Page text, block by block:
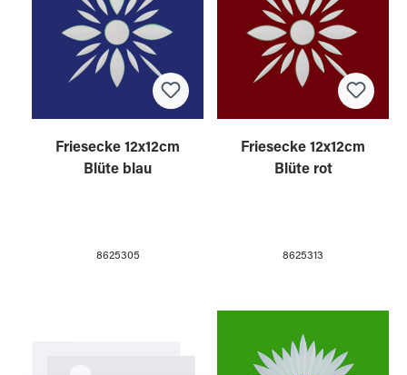
Friesecke 12x12cm
Blüte blau
8625305
Friesecke 12x12cm
Blüte rot
8625313